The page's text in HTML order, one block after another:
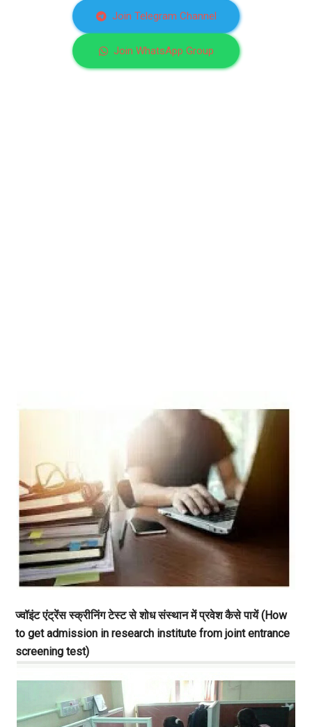
Join Telegram Channel
Join WhatsApp Group
ज्वॉइंट एंट्रेंस स्क्रीनिंग टेस्ट से शोध संस्थान में प्रवेश कैसे पायें(How
to get admission in research institute from joint entrance
screening test)